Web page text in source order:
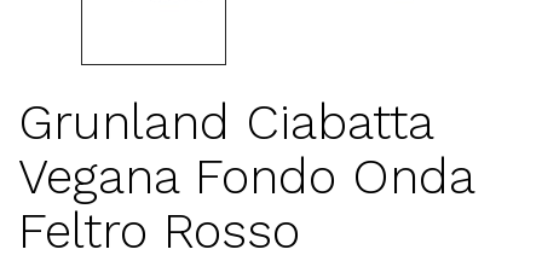
Grunland Ciabatta
Vegana Fondo Onda
Feltro Rosso